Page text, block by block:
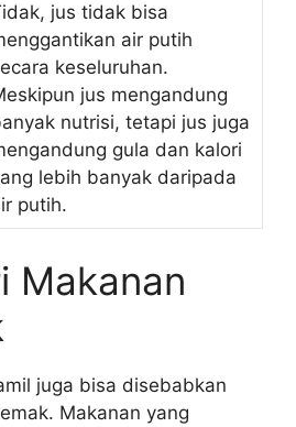
jus tidak bisa
air putih
keseluruhan.
jus mengandung
nutrisi, tetapi jus juga
gula dan kalori
lebih banyak daripada
putih.
Makanan
juga bisa disebabkan
Makanan yang